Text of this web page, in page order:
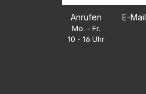
Anrufen
Mo. - Fr.
10 - 16 Uhr
E-Mail